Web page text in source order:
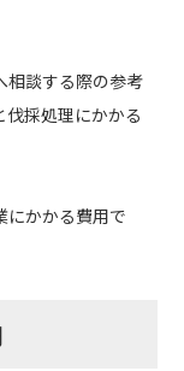
相談する際の参考
採処理にかかる
にかかる費用で